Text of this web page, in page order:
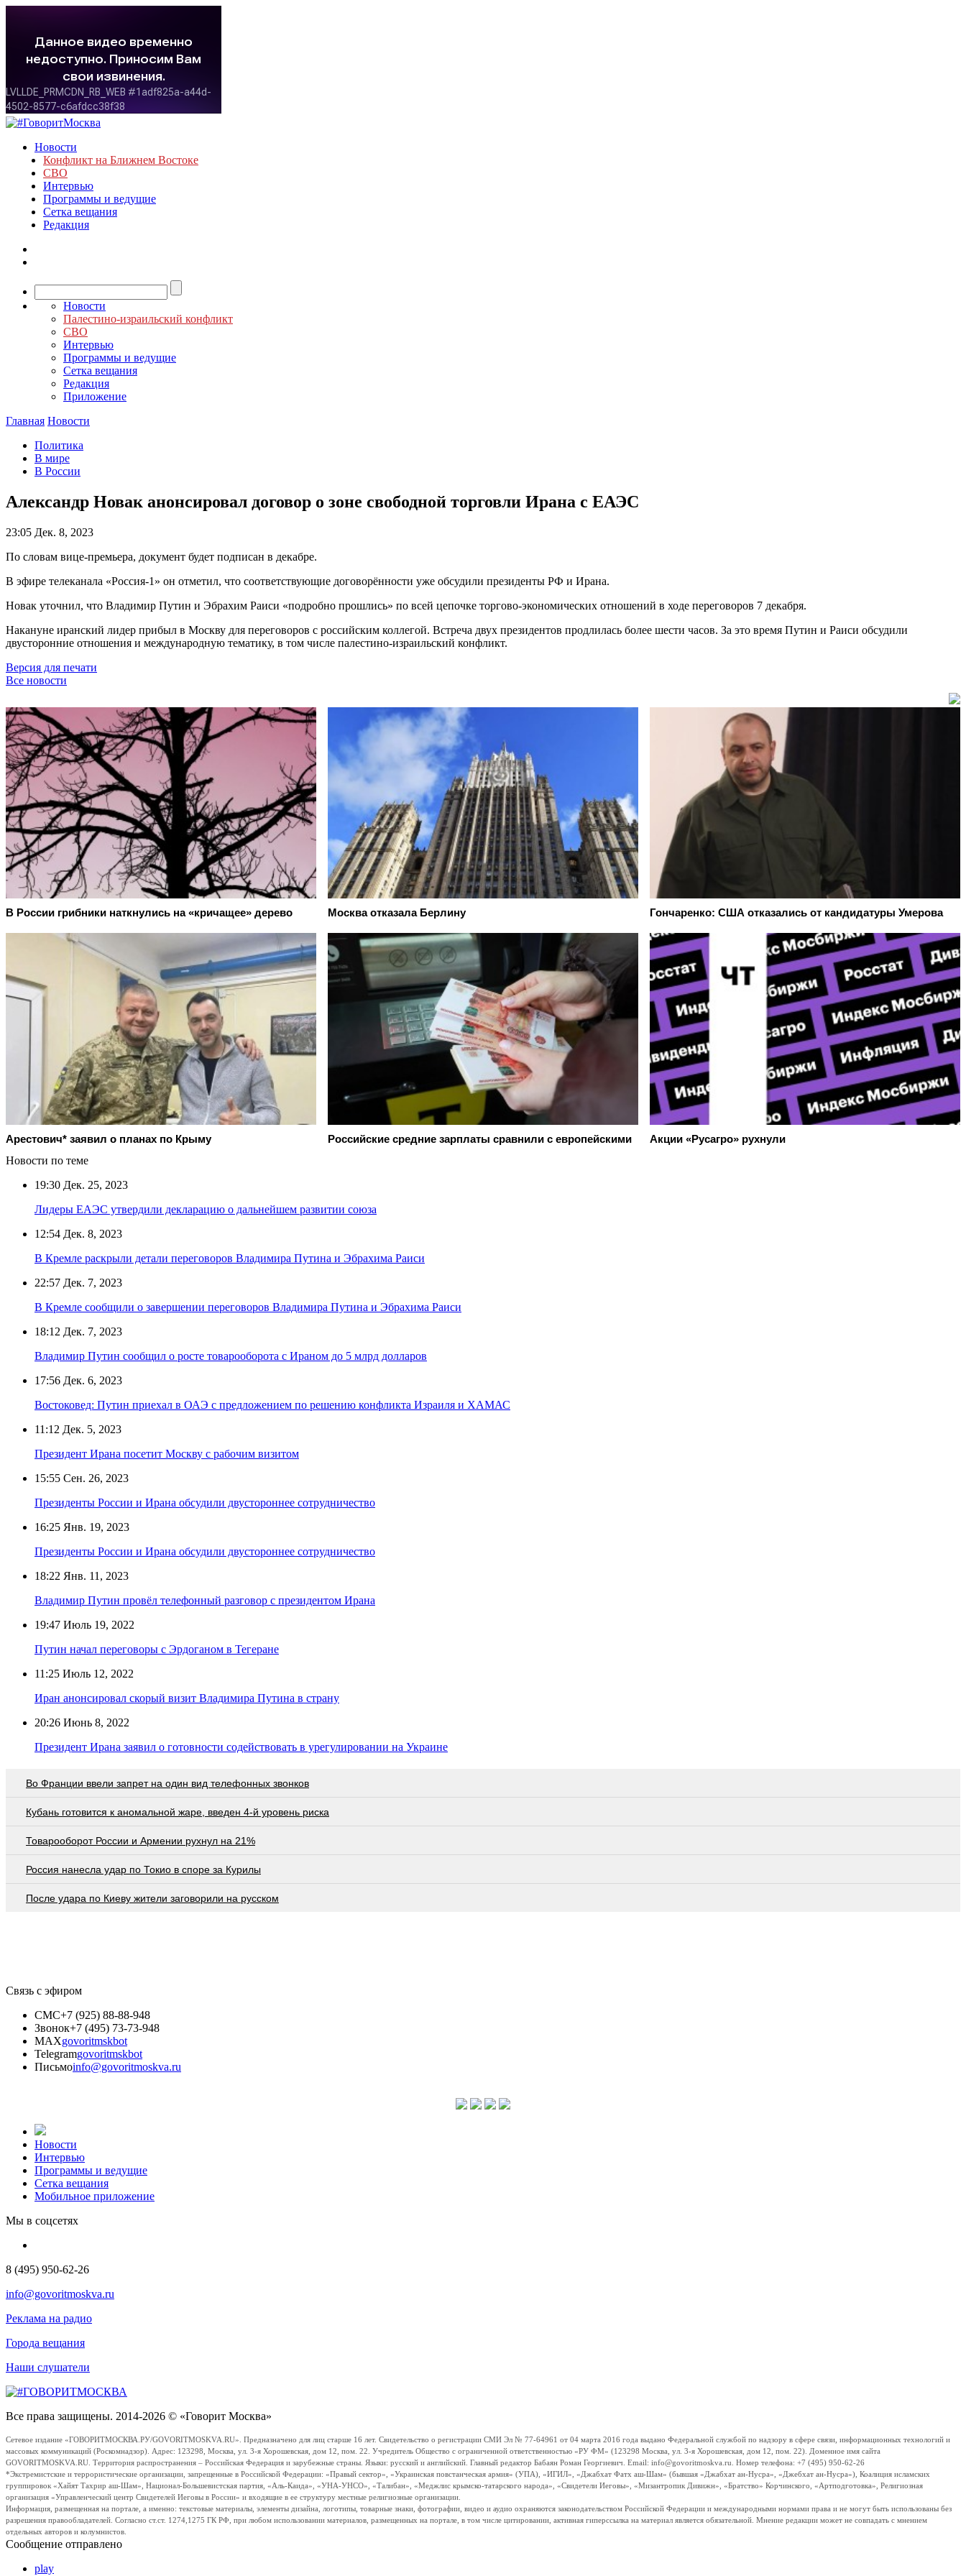
Новости
Конфликт на Ближнем Востоке
СВО
Интервью
Программы и ведущие
Сетка вещания
Редакция
Новости
Палестино-израильский конфликт
СВО
Интервью
Программы и ведущие
Сетка вещания
Редакция
Приложение
Главная Новости
Политика
В мире
В России
Александр Новак анонсировал договор о зоне свободной торговли Ирана с ЕАЭС
23:05 Дек. 8, 2023
По словам вице-премьера, документ будет подписан в декабре.
В эфире телеканала «Россия-1» он отметил, что соответствующие договорённости уже обсудили президенты РФ и Ирана.
Новак уточнил, что Владимир Путин и Эбрахим Раиси «подробно прошлись» по всей цепочке торгово-экономических отношений в ходе переговоров 7 декабря.
Накануне иранский лидер прибыл в Москву для переговоров с российским коллегой. Встреча двух президентов продлилась более шести часов. За это время Путин и Раиси обсудили
двусторонние отношения и международную тематику, в том числе палестино-израильский конфликт.
Версия для печати
Все новости
В России грибники наткнулись на «кричащее» дерево Москва отказала Берлину Гончаренко: США отказались от кандидатуры Умерова
Арестович* заявил о планах по Крыму Российские средние зарплаты сравнили с европейскими
Акции «Русагро» рухнули
Новости по теме
19:30 Дек. 25, 2023
Лидеры ЕАЭС утвердили декларацию о дальнейшем развитии союза
12:54 Дек. 8, 2023
В Кремле раскрыли детали переговоров Владимира Путина и Эбрахима Раиси
22:57 Дек. 7, 2023
В Кремле сообщили о завершении переговоров Владимира Путина и Эбрахима Раиси
18:12 Дек. 7, 2023
Владимир Путин сообщил о росте товарооборота с Ираном до 5 млрд долларов
17:56 Дек. 6, 2023
Востоковед: Путин приехал в ОАЭ с предложением по решению конфликта Израиля и ХАМАС
11:12 Дек. 5, 2023
Президент Ирана посетит Москву с рабочим визитом
15:55 Сен. 26, 2023
Президенты России и Ирана обсудили двустороннее сотрудничество
16:25 Янв. 19, 2023
Президенты России и Ирана обсудили двустороннее сотрудничество
18:22 Янв. 11, 2023
Владимир Путин провёл телефонный разговор с президентом Ирана
19:47 Июль 19, 2022
Путин начал переговоры с Эрдоганом в Тегеране
11:25 Июль 12, 2022
Иран анонсировал скорый визит Владимира Путина в страну
20:26 Июнь 8, 2022
Президент Ирана заявил о готовности содействовать в урегулировании на Украине
Во Франции ввели запрет на один вид телефонных звонков
Кубань готовится к аномальной жаре, введен 4-й уровень риска
Товарооборот России и Армении рухнул на 21%
Россия нанесла удар по Токио в споре за Курилы
После удара по Киеву жители заговорили на русском
Связь с эфиром
СМС+7 (925) 88-88-948
Звонок+7 (495) 73-73-948
MAXgovoritmskbot
Telegramgovoritmskbot
Письмоinfo@govoritmoskva.ru
Новости
Интервью
Программы и ведущие
Сетка вещания
Мобильное приложение
Мы в соцсетях
8 (495) 950-62-26
info@govoritmoskva.ru
Реклама на радио
Города вещания
Наши слушатели
Все права защищены. 2014-2026 © «Говорит Москва»
Сетевое издание «ГОВОРИТМОСКВА.РУ/GOVORITMOSKVA.RU». Предназначено для лиц старше 16 лет. Свидетельство о регистрации СМИ Эл № 77-64961 от 04 марта 2016 года выдано Федеральной службой по надзору в сфере связи, информационных технологий и
массовых коммуникаций (Роскомнадзор). Адрес: 123298, Москва, ул. 3-я Хорошевская, дом 12, пом. 22. Учредитель Общество с ограниченной ответственностью «РУ ФМ» (123298 Москва, ул. 3-я Хорошевская, дом 12, пом. 22). Доменное имя сайта
GOVORITMOSKVA.RU. Территория распространения – Российская Федерация и зарубежные страны. Языки: русский и английский. Главный редактор Бабаян Роман Георгиевич. Email: info@govoritmoskva.ru. Номер телефона: +7 (495) 950-62-26
*Экстремистские и террористические организации, запрещенные в Российской Федерации: «Правый сектор», «Украинская повстанческая армия» (УПА), «ИГИЛ», «Джабхат Фатх аш-Шам» (бывшая «Джабхат ан-Нусра», «Джебхат ан-Нусра»), Коалиция исламских
группировок «Хайят Тахрир аш-Шам», Национал-Большевистская партия, «Аль-Каида», «УНА-УНСО», «Талибан», «Меджлис крымско-татарского народа», «Свидетели Иеговы», «Мизантропик Дивижн», «Братство» Корчинского, «Артподготовка», Религиозная
организация «Управленческий центр Свидетелей Иеговы в России» и входящие в ее структуру местные религиозные организации.
Информация, размещенная на портале, а именно: текстовые материалы, элементы дизайна, логотипы, товарные знаки, фотографии, видео и аудио охраняются законодательством Российской Федерации и международными нормами права и не могут быть использованы без
разрешения правообладателей. Согласно ст.ст. 1274,1275 ГК РФ, при любом использовании материалов, размещенных на портале, в том числе цитировании, активная гиперссылка на материал является обязательной. Мнение редакции может не совпадать с мнением
отдельных авторов и колумнистов.
Сообщение отправлено
play